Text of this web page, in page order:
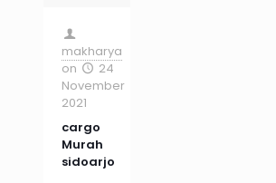
makharya
on
24
November
2021
cargo
Murah
sidoarjo